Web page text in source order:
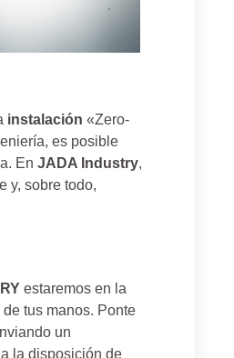
instalación «Zero-
es posible
En JADA Industry,
y, sobre todo,
estaremos en la
tus manos. Ponte
un
la disposición de